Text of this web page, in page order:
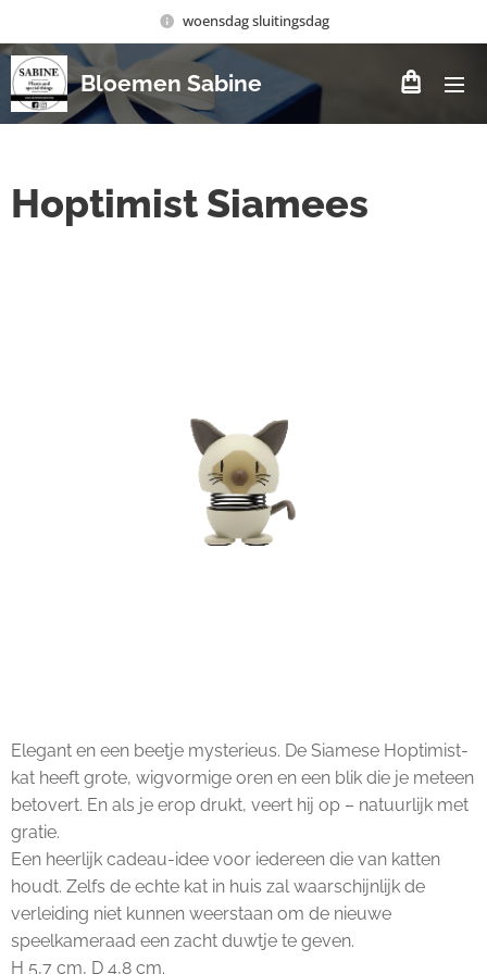
woensdag sluitingsdag
Bloemen Sabine
Hoptimist Siamees
Elegant en een beetje mysterieus. De Siamese Hoptimist-
kat heeft grote, wigvormige oren en een blik die je meteen
betovert. En als je erop drukt, veert hij op – natuurlijk met
gratie.
Een heerlijk cadeau-idee voor iedereen die van katten
houdt. Zelfs de echte kat in huis zal waarschijnlijk de
verleiding niet kunnen weerstaan ​​om de nieuwe
speelkameraad een zacht duwtje te geven.
H 5,7 cm, D 4,8 cm.